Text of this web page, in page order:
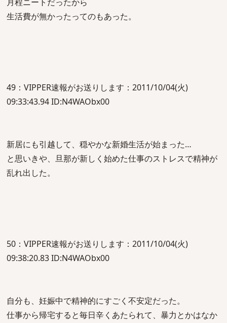
生活費が無かったってのもあった。
49：VIPPER速報がお送りします：2011/10/04(火)
09:33:43.94 ID:N4WAObx00
新居にも引越して、穏やかな新婚生活が始まった…
と思いきや、旦那が新しく始めた仕事のストレスで精神が
乱れ出した。
50：VIPPER速報がお送りします：2011/10/04(火)
09:38:20.83 ID:N4WAObx00
自分も、妊娠中で精神的にすごく不安定だった。
仕事から帰宅すると毎日辛くあたられて、暴力とかはなか